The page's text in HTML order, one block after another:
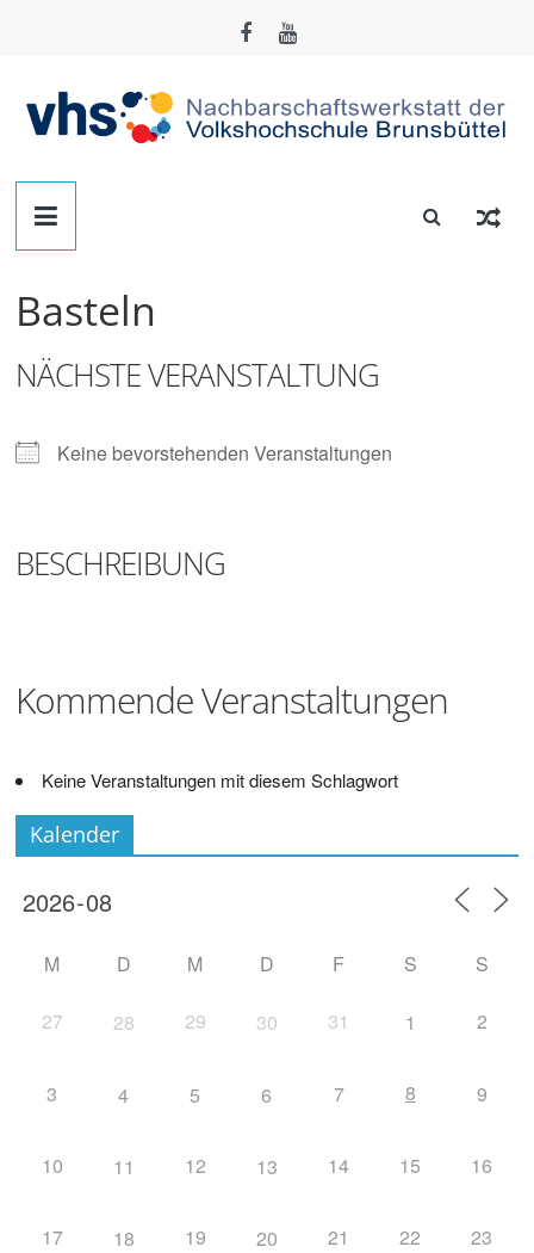
Nachbarschafts-
Werkstatt
Brunsbüttel
Der
zum
und
Basteln
NÄCHSTE VERANSTALTUNG
Keine bevorstehenden Veranstaltungen
BESCHREIBUNG
Kommende Veranstaltungen
Keine Veranstaltungen mit diesem Schlagwort
Kalender
M D M D F S S
27 28 29 30 31 1 2
3 4 5 6 7 8 9
10 11 12 13 14 15 16
17 18 19 20 21 22 23